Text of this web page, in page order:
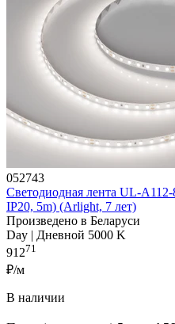
052743
Светодиодная лента UL-
IP20, 5m) (Arlight, 7 лет)
Произведено в Беларуси
Day | Дневной 5000 K
91271
₽/м
В наличии